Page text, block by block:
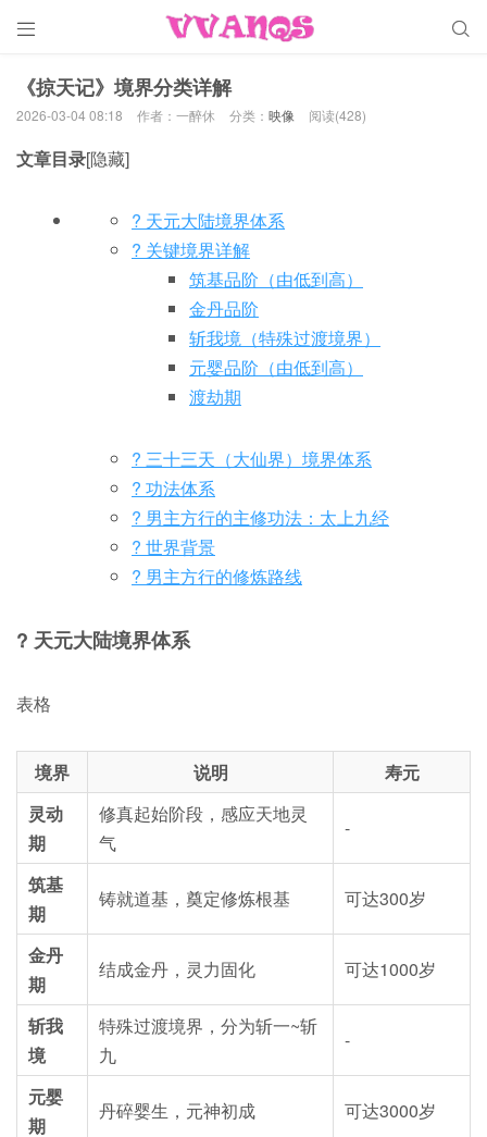
 
《掠天记》境界分类详解
2026-03-04 08:18 作者：一醉休 分类： 映像 阅读(428)
文章目录[隐藏]
? 天元大陆境界体系
? 关键境界详解
筑基品阶（由低到高）
金丹品阶
斩我境（特殊过渡境界）
元婴品阶（由低到高）
渡劫期
? 三十三天（大仙界）境界体系
? 功法体系
? 男主方行的主修功法：太上九经
?️ 世界背景
? 男主方行的修炼路线
? 天元大陆境界体系
表格
境界 说明
寿元
灵动
期
修真起始阶段，感应天地灵
气
-
筑基
期
铸就道基，奠定修炼根基 可达300岁
金丹
期
结成金丹，灵力固化 可达1000岁
斩我
境
特殊过渡境界，分为斩一~斩
九
-
元婴
期
丹碎婴生，元神初成 可达3000岁